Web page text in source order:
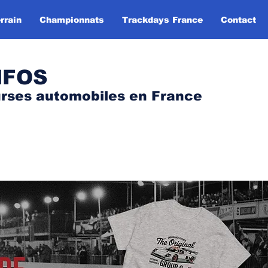
Championnats Trackdays France Contact
automobiles en France